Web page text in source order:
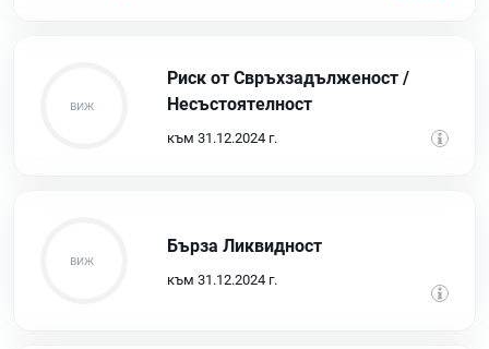
Риск от Свръхзадълженост /
Несъстоятелност
към 31.12.2024 г.
Бърза Ликвидност
към 31.12.2024 г.